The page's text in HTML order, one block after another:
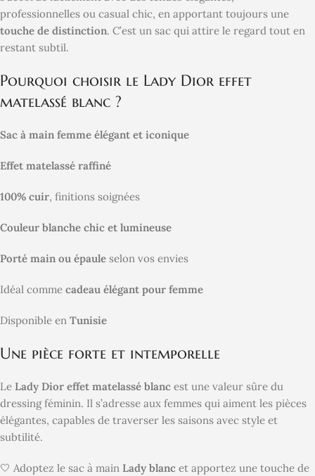
professionnelles ou casual chic, en apportant toujours une
touche de distinction. C’est un sac qui attire le regard tout en
restant subtil.
Pourquoi choisir le Lady Dior effet
matelassé blanc ?
Sac à main femme élégant et iconique
Effet matelassé raffiné
100% cuir, finitions soignées
Couleur blanche chic et lumineuse
Porté main ou épaule selon vos envies
Idéal comme cadeau élégant pour femme
Disponible en Tunisie
Une pièce forte et intemporelle
Le Lady Dior effet matelassé blanc est une valeur sûre du
dressing féminin. Il s’adresse aux femmes qui aiment les pièces
élégantes, capables de traverser les saisons avec style et
subtilité.
🤍 Adoptez le sac à main Lady blanc et apportez une touche de